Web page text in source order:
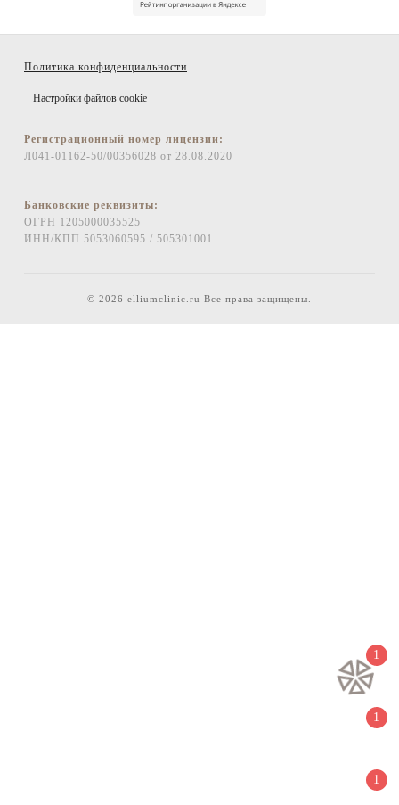
Политика конфиденциальности
Настройки файлов cookie
Регистрационный номер лицензии:
Л041-01162-50/00356028 от 28.08.2020
Банковские реквизиты:
ОГРН 1205000035525
ИНН/КПП 5053060595 / 505301001
© 2026 elliumclinic.ru Все права защищены.
1
1
1